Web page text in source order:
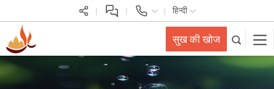
हिन्दी
सुख की खोज